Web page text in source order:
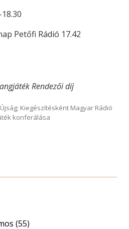
Petőfi Rádió 17.42
Rendezői díj
Kiegészítésként Magyar Rádió
konferálása
(55)